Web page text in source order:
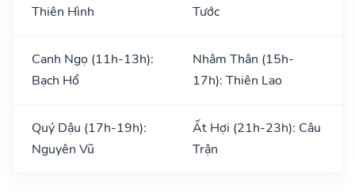
Thiên Hình
Tước
Canh Ngọ (11h-13h):
Bạch Hổ
Nhâm Thân (15h-
17h): Thiên Lao
Quý Dậu (17h-19h):
Nguyên Vũ
Ất Hợi (21h-23h): Câu
Trận